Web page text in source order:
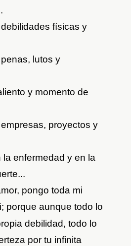
físicas y
lutos y
y momento de
proyectos y
la enfermedad y en la
pongo toda mi
porque aunque todo lo
debilidad, todo lo
por tu infinita